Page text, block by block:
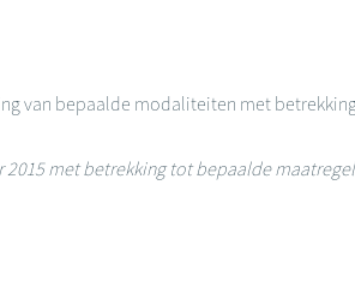
van bepaalde modaliteiten met
met betrekking tot bepaalde